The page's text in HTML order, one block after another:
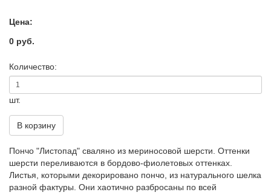
Цена:
0 руб.
Количество:
шт.
В корзину
Пончо "Листопад" сваляно из мериносовой шерсти. Оттенки
шерсти переливаются в бордово-фиолетовых оттенках.
Листья, которыми декорировано пончо, из натурального шелка
разной фактуры. Они хаотично разбросаны по всей